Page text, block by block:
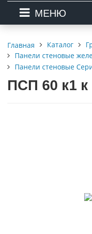
МЕНЮ
Главная Каталог
Панели стеновые
Панели стеновые
ПСП 60 к1 к